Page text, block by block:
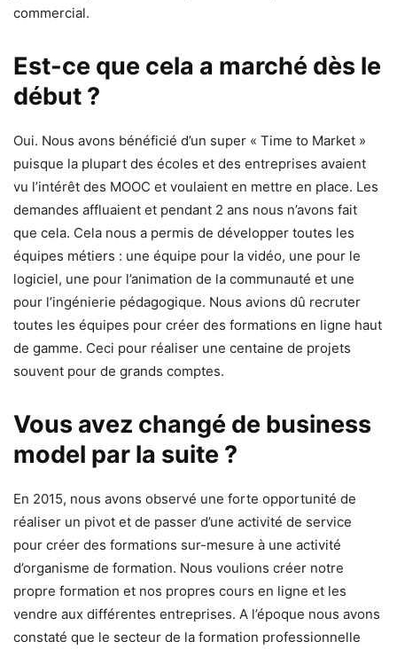
commercial.
Est-ce que cela a marché dès le
début ?
Oui. Nous avons bénéficié d’un super « Time to Market »
puisque la plupart des écoles et des entreprises avaient
vu l’intérêt des MOOC et voulaient en mettre en place. Les
demandes affluaient et pendant 2 ans nous n’avons fait
que cela. Cela nous a permis de développer toutes les
équipes métiers : une équipe pour la vidéo, une pour le
logiciel, une pour l’animation de la communauté et une
pour l’ingénierie pédagogique. Nous avions dû recruter
toutes les équipes pour créer des formations en ligne haut
de gamme. Ceci pour réaliser une centaine de projets
souvent pour de grands comptes.
Vous avez changé de business
model par la suite ?
En 2015, nous avons observé une forte opportunité de
réaliser un pivot et de passer d’une activité de service
pour créer des formations sur-mesure à une activité
d’organisme de formation. Nous voulions créer notre
propre formation et nos propres cours en ligne et les
vendre aux différentes entreprises. A l’époque nous avons
constaté que le secteur de la formation professionnelle